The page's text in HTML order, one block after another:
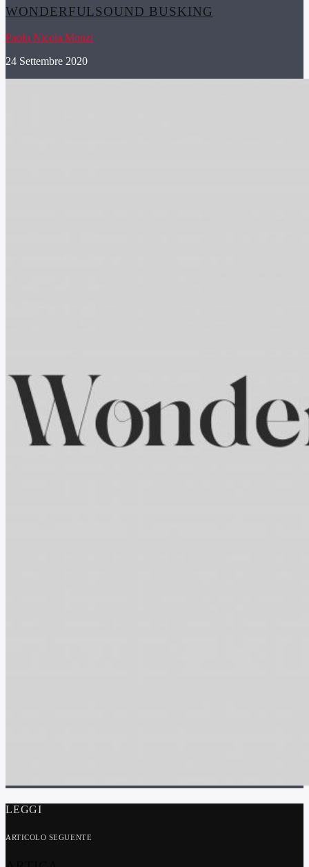
WONDERFULSOUND BUSKING
Paolo Nicola Monzi
24 Settembre 2020
LEGGI
ARTICOLO SEGUENTE